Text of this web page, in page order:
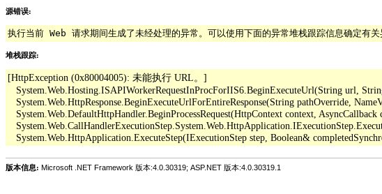
源错误:
执行当前 Web 请求期间生成了未经处理的异常。可以使用下面的异常堆栈跟踪信息确定有关
堆栈跟踪:
[HttpException (0x80004005): 未能执行 URL。]
System.Web.Hosting.ISAPIWorkerRequestInProcForIIS6.BeginExecuteUrl(String url,
System.Web.HttpResponse.BeginExecuteUrlForEntireResponse(String pathOverride,
System.Web.DefaultHttpHandler.BeginProcessRequest(HttpContext context, AsyncCallback
版本信息: Microsoft .NET Framework 版本:4.0.30319; ASP.NET 版本:4.0.30319.1